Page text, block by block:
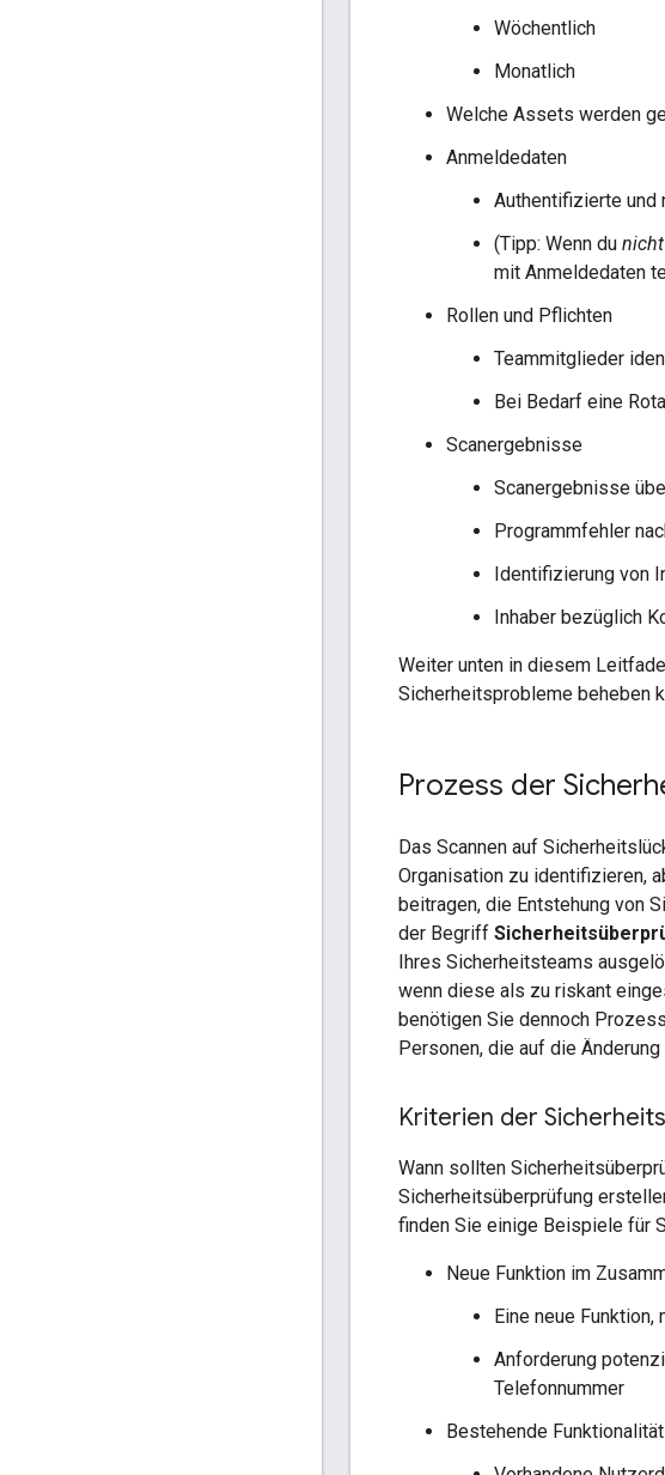
Wöchentlich
Monatlich
Welche Assets werden
Anmeldedaten
Authentifizierte und
(Tipp: Wenn du nicht
mit Anmeldedaten
Rollen und Pflichten
Teammitglieder
Bei Bedarf eine
Scanergebnisse
Scanergebnisse
Programmfehler
Identifizierung von
Inhaber bezüglich
Weiter unten in diesem
Sicherheitsprobleme beheben
Prozess der
Das Scannen auf
Organisation zu identifizieren,
beitragen, die Entstehung von
der Begriff
Ihres Sicherheitsteams
wenn diese als zu riskant
benötigen Sie dennoch
Personen, die auf die
Kriterien der
Wann sollten
Sicherheitsüberprüfung
finden Sie einige Beispiele für
Neue Funktion im
Eine neue
Anforderung
Telefonnummer
Bestehende